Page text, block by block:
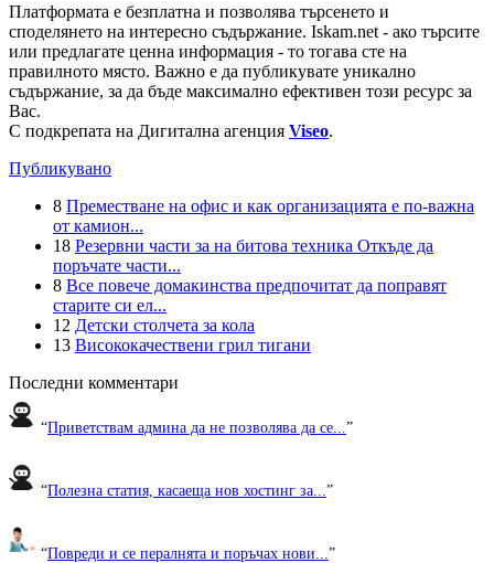
Платформата е безплатна и позволява търсенето и
споделянето на интересно съдържание. Iskam.net - ако търсите
или предлагате ценна информация - то тогава сте на
правилното място. Важно е да публикувате уникално
съдържание, за да бъде максимално ефективен този ресурс за
Вас.
С подкрепата на Дигитална агенция Viseo.
Публикувано
8 Преместване на офис и как организацията е по-важна
от камион...
18 Резервни части за на битова техника Откъде да
поръчате части...
8 Все повече домакинства предпочитат да поправят
старите си ел...
12 Детски столчета за кола
13 Висококачествени грил тигани
Последни комментари
“Приветствам админа да не позволява да се...”
“Полезна статия, касаеща нов хостинг за... ”
“Повреди и се пералнята и поръчах нови... ”